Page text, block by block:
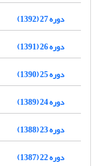
دوره 27 (1392)
دوره 26 (1391)
دوره 25 (1390)
دوره 24 (1389)
دوره 23 (1388)
دوره 22 (1387)